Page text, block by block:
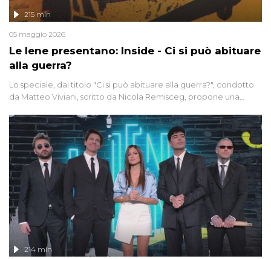
Le Iene presentano: Inside - Ci si può abituare
alla guerra?
215 min
05 maggio 2026
Lo speciale, dal titolo "Ci si può abituare alla guerra?", condotto
da Matteo Viviani, scritto da Nicola Remisceg, propone una
di settore - su quanto la guerra sia diventata una realtà pervasiva.
Anche se l'Italia non è direttamente coinvolta in conflitti armati, il
contesto globale rende impossibile considerarla un fenomeno
lontano.
214 min